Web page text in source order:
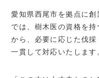
愛知県西尾市を拠点に
では、樹木医の資格を
から、必要に応じた伐
一貫して対応いたします